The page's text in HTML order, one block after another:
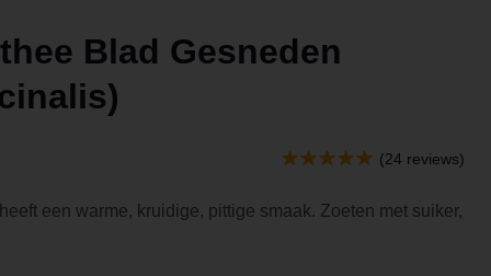
Blad Gesneden
(24 reviews)
een warme, kruidige, pittige smaak. Zoeten met suiker,